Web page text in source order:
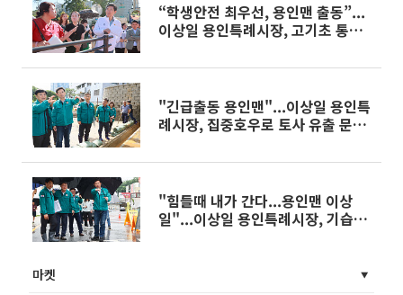
“학생안전 최우선, 용인맨 출동”...
이상일 용인특례시장, 고기초 통학
"긴급출동 용인맨"...이상일 용인특
례시장, 집중호우로 토사 유출 문제
점검
"힘들때 내가 간다...용인맨 이상
일"...이상일 용인특례시장, 기습폭
마켓